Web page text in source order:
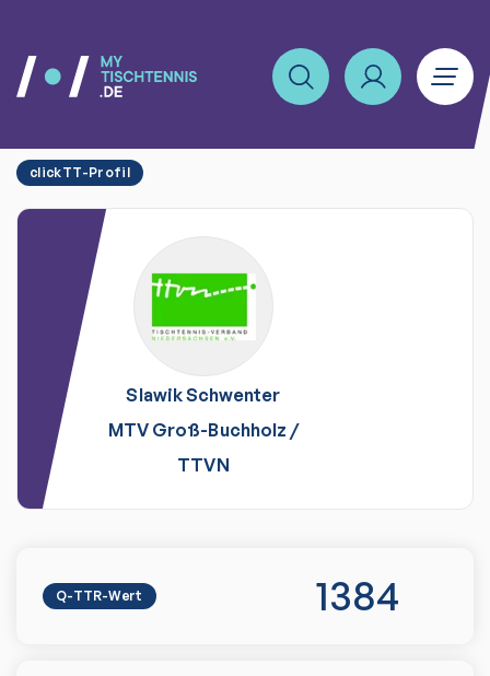
clickTT-Profil
SlawikSchwenter
MTV Groß-Buchholz /
TTVN
Q-TTR-Wert 1384